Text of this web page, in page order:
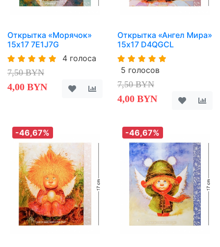
Открытка «Морячок»
15х17 7E1J7G
4 голоса
7,50 BYN
4,00 BYN
Открытка «Ангел Мира»
15х17 D4QGCL
5 голосов
7,50 BYN
4,00 BYN
-46,67% -46,67%